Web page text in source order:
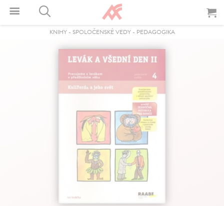
KNIHY- SPOLOČENSKÉ VEDY- PEDAGOGIKA